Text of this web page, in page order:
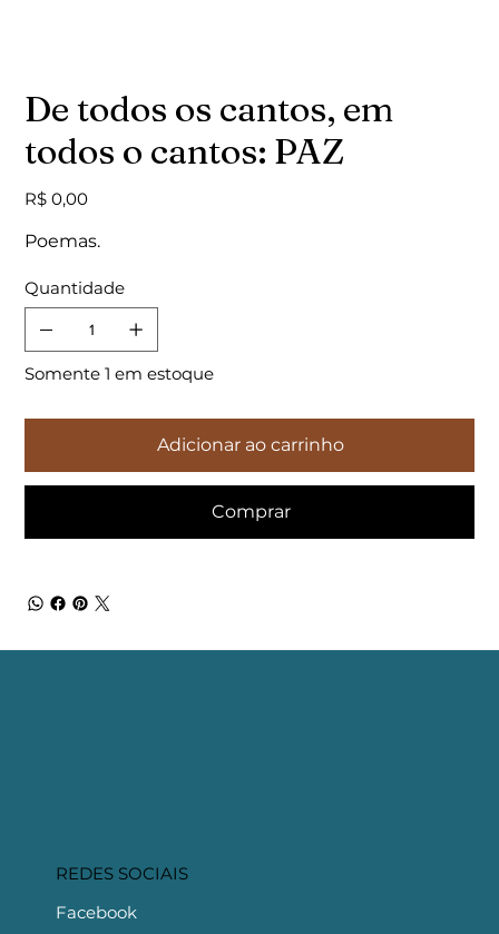
De todos os cantos, em
todos o cantos: PAZ
Preço
R$ 0,00
Poemas.
Quantidade
Somente 1 em estoque
Adicionar ao carrinho
Comprar
REDES SOCIAIS
Facebook